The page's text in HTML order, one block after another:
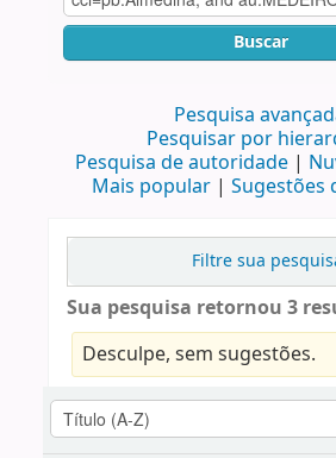
Buscar
Pesquisa
Pesquisar por
Pesquisa de autoridade
Mais popular
Sugestões
Filtre sua
Sua pesquisa retornou 3
Desculpe, sem sugestões.